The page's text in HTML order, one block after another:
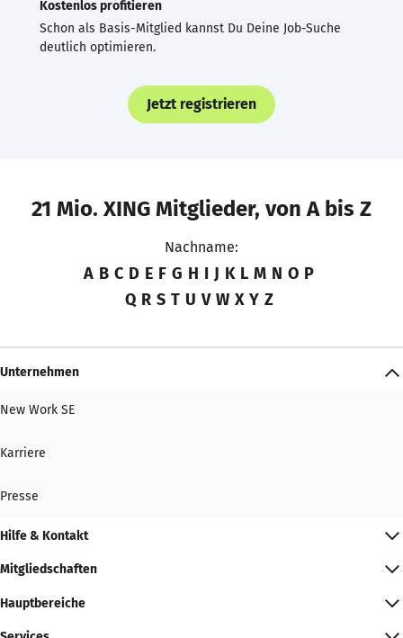
Kostenlos profitieren
Schon als Basis-Mitglied kannst Du Deine Job-Suche
deutlich optimieren.
Jetzt registrieren
21 Mio. XING Mitglieder, von A bis Z
Nachname:
A B C D E F G H I J K L M N O P
Q R S T U V W X Y Z
Unternehmen
New Work SE
Karriere
Presse
Hilfe & Kontakt
Mitgliedschaften
Hauptbereiche